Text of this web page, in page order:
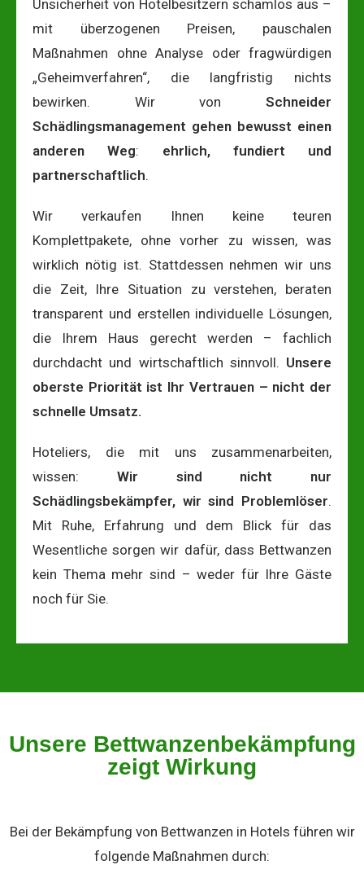
Unsicherheit von Hotelbesitzern schamlos aus –
mit überzogenen Preisen, pauschalen
Maßnahmen ohne Analyse oder fragwürdigen
„Geheimverfahren“, die langfristig nichts
bewirken. Wir von Schneider
Schädlingsmanagement gehen bewusst einen
anderen Weg: ehrlich, fundiert und
partnerschaftlich.
Wir verkaufen Ihnen keine teuren
Komplettpakete, ohne vorher zu wissen, was
wirklich nötig ist. Stattdessen nehmen wir uns
die Zeit, Ihre Situation zu verstehen, beraten
transparent und erstellen individuelle Lösungen,
die Ihrem Haus gerecht werden – fachlich
durchdacht und wirtschaftlich sinnvoll. Unsere
oberste Priorität ist Ihr Vertrauen – nicht der
schnelle Umsatz.
Hoteliers, die mit uns zusammenarbeiten,
wissen: Wir sind nicht nur
Schädlingsbekämpfer, wir sind Problemlöser.
Mit Ruhe, Erfahrung und dem Blick für das
Wesentliche sorgen wir dafür, dass Bettwanzen
kein Thema mehr sind – weder für Ihre Gäste
noch für Sie.
Unsere Bettwanzenbekämpfung
zeigt Wirkung
Bei der Bekämpfung von Bettwanzen in Hotels führen wir
folgende Maßnahmen durch: